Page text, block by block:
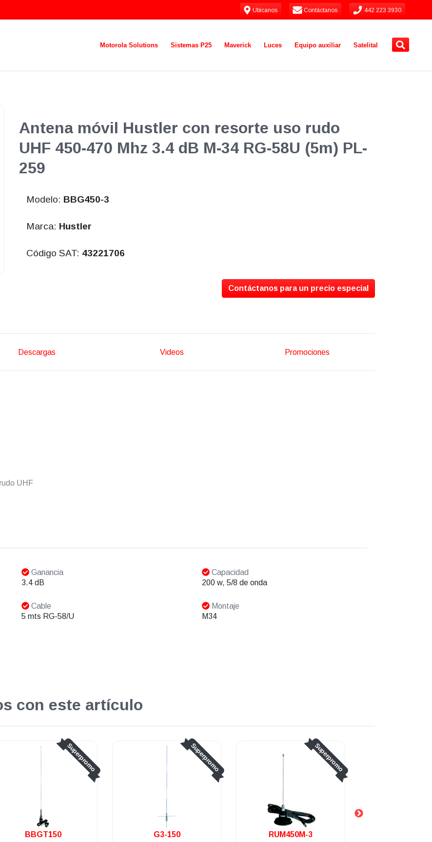
Ubícanos Contáctanos 442 223 3930
Motorola Solutions Sistemas P25 Maverick Luces Equipo auxiliar Satelital
Antena móvil Hustler con resorte uso rudo
UHF 450-470 Mhz 3.4 dB M-34 RG-58U (5m) PL-
259
Modelo: BBG450-3
Marca: Hustler
Código SAT: 43221706
Contáctanos para un precio especial
Descargas Videos Promociones
UHF
Ganancia
3.4 dB
Capacidad
200 w, 5/8 de onda
Cable
5 mts RG-58/U
Montaje
M34
con este artículo
Superpromo
G3-150
Superpromo
RUM450M-3
Superpromo
RUM450